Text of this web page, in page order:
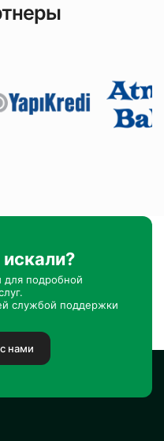
для подробной
службой поддержки
нами